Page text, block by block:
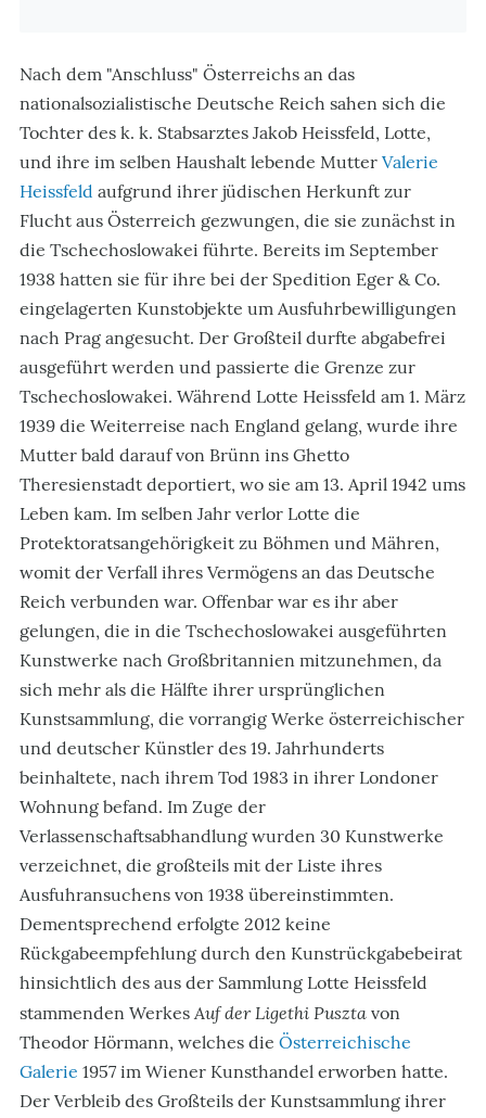
Nach dem "Anschluss" Österreichs an das
nationalsozialistische Deutsche Reich sahen sich die
Tochter des k. k. Stabsarztes Jakob Heissfeld, Lotte,
und ihre im selben Haushalt lebende Mutter Valerie
Heissfeld aufgrund ihrer jüdischen Herkunft zur
Flucht aus Österreich gezwungen, die sie zunächst in
die Tschechoslowakei führte. Bereits im September
1938 hatten sie für ihre bei der Spedition Eger & Co.
eingelagerten Kunstobjekte um Ausfuhrbewilligungen
nach Prag angesucht. Der Großteil durfte abgabefrei
ausgeführt werden und passierte die Grenze zur
Tschechoslowakei. Während Lotte Heissfeld am 1. März
1939 die Weiterreise nach England gelang, wurde ihre
Mutter bald darauf von Brünn ins Ghetto
Theresienstadt deportiert, wo sie am 13. April 1942 ums
Leben kam. Im selben Jahr verlor Lotte die
Protektoratsangehörigkeit zu Böhmen und Mähren,
womit der Verfall ihres Vermögens an das Deutsche
Reich verbunden war. Offenbar war es ihr aber
gelungen, die in die Tschechoslowakei ausgeführten
Kunstwerke nach Großbritannien mitzunehmen, da
sich mehr als die Hälfte ihrer ursprünglichen
Kunstsammlung, die vorrangig Werke österreichischer
und deutscher Künstler des 19. Jahrhunderts
beinhaltete, nach ihrem Tod 1983 in ihrer Londoner
Wohnung befand. Im Zuge der
Verlassenschaftsabhandlung wurden 30 Kunstwerke
verzeichnet, die großteils mit der Liste ihres
Ausfuhransuchens von 1938 übereinstimmten.
Dementsprechend erfolgte 2012 keine
Rückgabeempfehlung durch den Kunstrückgabebeirat
hinsichtlich des aus der Sammlung Lotte Heissfeld
stammenden Werkes Auf der Ligethi Puszta von
Theodor Hörmann, welches die Österreichische
Galerie 1957 im Wiener Kunsthandel erworben hatte.
Der Verbleib des Großteils der Kunstsammlung ihrer